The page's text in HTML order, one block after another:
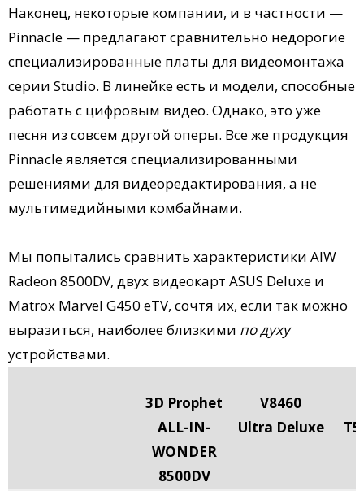
Наконец, некоторые компании, и в частности —
Pinnacle — предлагают сравнительно недорогие
специализированные платы для видеомонтажа
серии Studio. В линейке есть и модели, способные
работать с цифровым видео. Однако, это уже
песня из совсем другой оперы. Все же продукция
Pinnacle является специализированными
решениями для видеоредактирования, а не
мультимедийными комбайнами.
Мы попытались сравнить характеристики AIW
Radeon 8500DV, двух видеокарт ASUS Deluxe и
Matrox Marvel G450 eTV, сочтя их, если так можно
выразиться, наиболее близкими по духу
устройствами.
3D Prophet
ALL-IN-
WONDER
8500DV
V8460
Ultra Deluxe